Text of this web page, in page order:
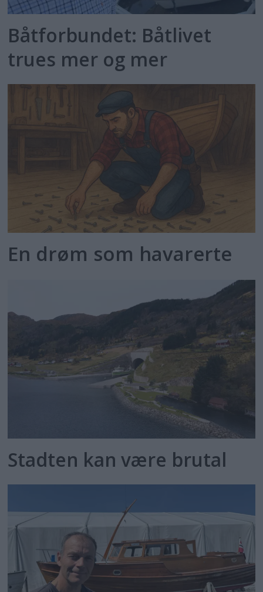
Båtforbundet: Båtlivet
trues mer og mer
En drøm som havarerte
Stadten kan være brutal